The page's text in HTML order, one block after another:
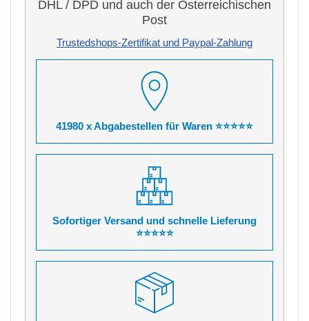
DHL / DPD und auch der Österreichischen
Post
Trustedshops-Zertifikat und Paypal-Zahlung
41980 x Abgabestellen für Waren ⭐⭐⭐⭐⭐
Sofortiger Versand und schnelle Lieferung
⭐⭐⭐⭐⭐